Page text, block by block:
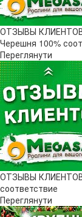
ОТЗЫВЫ
Черешня 100%
Переглянути
ОТЗЫВЫ
соответствие
Переглянути